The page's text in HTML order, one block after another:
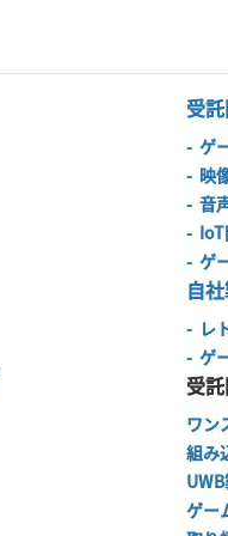
受
- ゲ
- 映
- 音
-
- ゲ
自
- レ
- ゲ
受
ワン
組み
ゲー